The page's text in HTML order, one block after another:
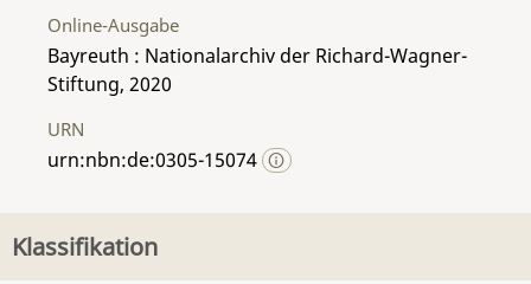
Online-Ausgabe
Bayreuth : Nationalarchiv der Richard-Wagner-
Stiftung, 2020
URN
urn:nbn:de:0305-15074
Klassifikation